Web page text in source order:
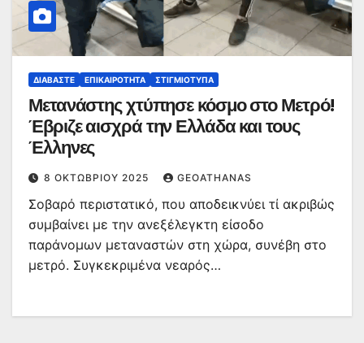
ΔΙΑΒΆΣΤΕ ΕΠΙΚΑΙΡΌΤΗΤΑ ΣΤΙΓΜΙΌΤΥΠΑ
Μετανάστης χτύπησε κόσμο στο Μετρό!
Έβριζε αισχρά την Ελλάδα και τους
Έλληνες
8 ΟΚΤΩΒΡΊΟΥ 2025 GEOATHANAS
Σοβαρό περιστατικό, που αποδεικνύει τί ακριβώς
συμβαίνει με την ανεξέλεγκτη είσοδο
παράνομων μεταναστών στη χώρα, συνέβη στο
μετρό. Συγκεκριμένα νεαρός…